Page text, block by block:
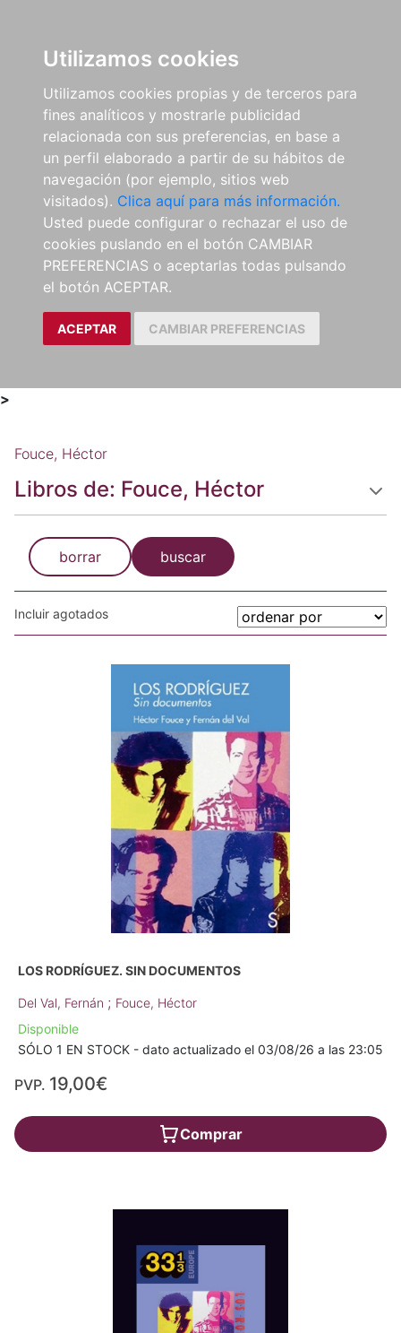
Utilizamos cookies
Utilizamos cookies propias y de terceros para
fines analíticos y mostrarle publicidad
relacionada con sus preferencias, en base a
un perfil elaborado a partir de su hábitos de
navegación (por ejemplo, sitios web
visitados). Clica aquí para más información.
Usted puede configurar o rechazar el uso de
cookies puslando en el botón CAMBIAR
PREFERENCIAS o aceptarlas todas pulsando
el botón ACEPTAR.
ACEPTAR CAMBIAR PREFERENCIAS
>
Fouce, Héctor
Libros de: Fouce, Héctor
borrar buscar
Incluir agotados
LOS RODRÍGUEZ. SIN DOCUMENTOS
Del Val, Fernán ; Fouce, Héctor
Disponible
SÓLO 1 EN STOCK - dato actualizado el 03/08/26 a las 23:05
PVP. 19,00€
Comprar